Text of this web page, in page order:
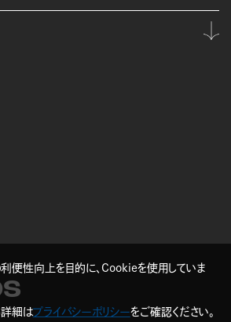
利便性向上を目的に、Cookieを使用していま
細はプライバシーポリシーをご確認ください。